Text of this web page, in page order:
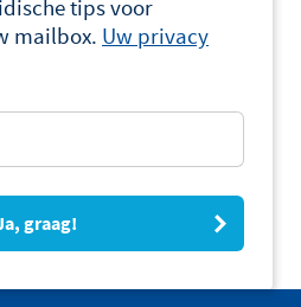
tips voor
mailbox. Uw privacy
graag!